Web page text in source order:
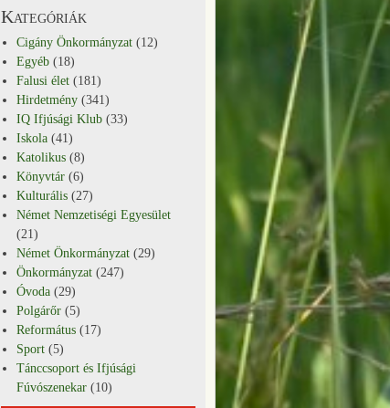
Kategóriák
Cigány Önkormányzat (12)
Egyéb (18)
Falusi élet (181)
Hirdetmény (341)
IQ Ifjúsági Klub (33)
Iskola (41)
Katolikus (8)
Könyvtár (6)
Kulturális (27)
Német Nemzetiségi Egyesület
(21)
Német Önkormányzat (29)
Önkormányzat (247)
Óvoda (29)
Polgárőr (5)
Református (17)
Sport (5)
Tánccsoport és Ifjúsági
Fúvószenekar (10)